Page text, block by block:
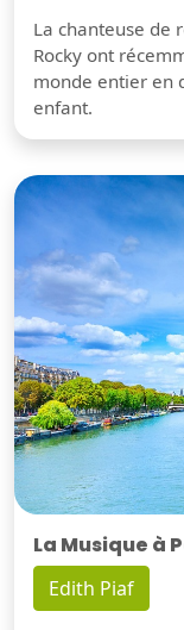
La chanteuse de
Rocky ont
monde entier en
enfant.
La Musique à
Edith Piaf